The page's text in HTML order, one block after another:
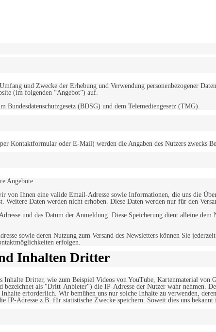
und Zwecke der Erhebung und Verwendung personenbezogener
(im folgenden “Angebot”) auf.
Bundesdatenschutzgesetz (BDSG) und dem Telemediengesetz (TMG).
Kontaktformular oder E-Mail) werden die Angaben des Nutzers zwecks
Angebote.
von Ihnen eine valide Email-Adresse sowie Informationen, die uns die
Weitere Daten werden nicht erhoben. Diese Daten werden nur für den
und das Datum der Anmeldung. Diese Speicherung dient alleine
sowie deren Nutzung zum Versand des Newsletters können Sie
erfolgen.
Inhalten Dritter
Inhalte Dritter, wie zum Beispiel Videos von YouTube, Kartenmaterial von
bezeichnet als "Dritt-Anbieter") die IP-Adresse der Nutzer wahr nehmen.
erforderlich. Wir bemühen uns nur solche Inhalte zu verwenden,
Adresse z.B. für statistische Zwecke speichern. Soweit dies uns